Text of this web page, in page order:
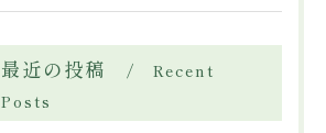
最近の投稿
Recent
Posts